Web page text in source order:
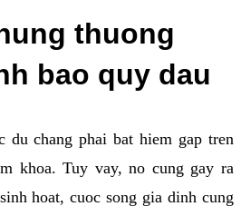
thuong
bao quy dau
du chang phai bat hiem gap tren
khoa. Tuy vay, no cung gay ra
hoat, cuoc song gia dinh cung